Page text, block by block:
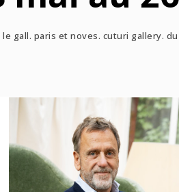
gall. paris et noves. cuturi gallery. du